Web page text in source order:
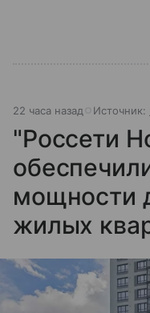
22 часа назад Источник:
"Россети
мощности
жилых